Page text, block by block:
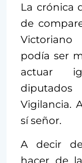
La crónica
de
podía ser
actuar
Vigilancia.
sí señor.
A decir
hacer de